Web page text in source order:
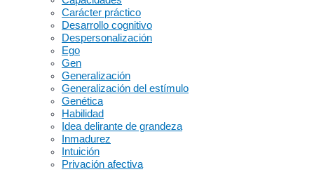
Carácter práctico
Desarrollo cognitivo
Despersonalización
Ego
Gen
Generalización
Generalización del estímulo
Genética
Habilidad
Idea delirante de grandeza
Inmadurez
Intuición
Privación afectiva